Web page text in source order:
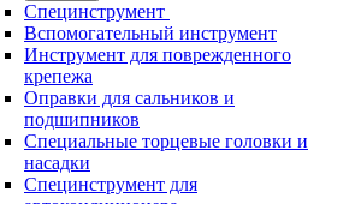
Специнструмент
Вспомогательный инструмент
Инструмент для поврежденного
крепежа
Оправки для сальников и
подшипников
Специальные торцевые головки и
насадки
Специнструмент для